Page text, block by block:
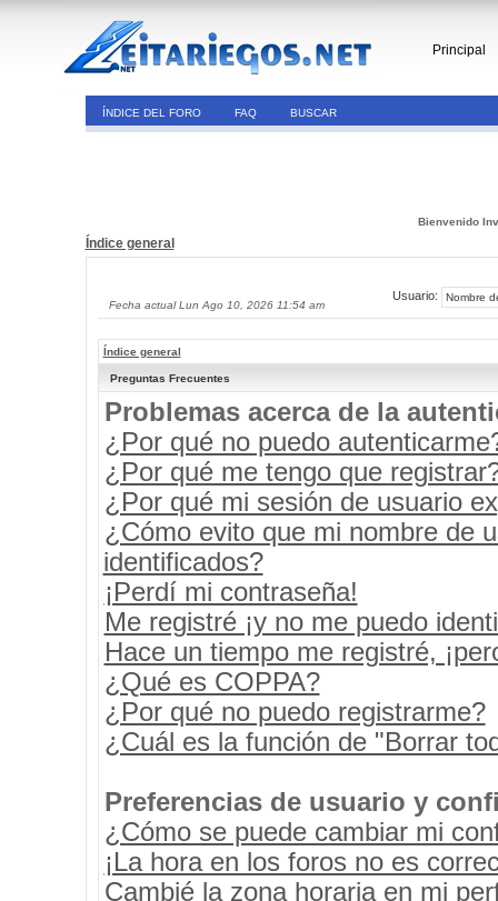
Principal
ÍNDICE DEL FORO FAQ BUSCAR
Bienvenido
Índice general
Fecha actual Lun Ago 10, 2026 11:54 am
Usuario:
Índice general
Preguntas Frecuentes
Problemas acerca de la
¿Por qué no puedo
¿Por qué me tengo que
¿Por qué mi sesión de usuario
¿Cómo evito que mi nombre de
identificados?
¡Perdí mi contraseña!
Me registré ¡y no me puedo
Hace un tiempo me registré,
¿Qué es COPPA?
¿Por qué no puedo registrarme?
¿Cuál es la función de "Borrar
Preferencias de usuario y
¿Cómo se puede cambiar mi
¡La hora en los foros no es
Cambié la zona horaria en mi